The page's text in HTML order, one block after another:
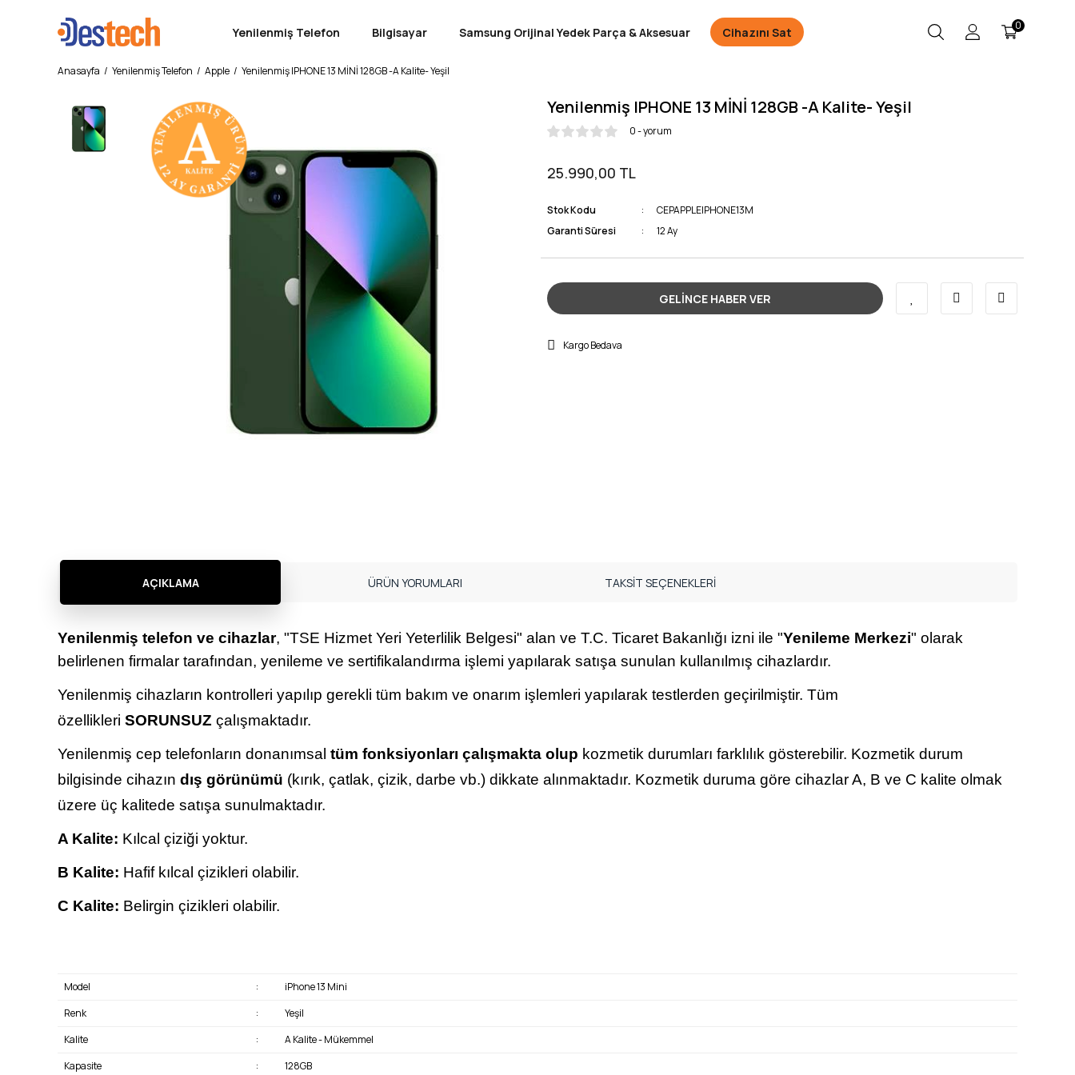
Yenilenmiş Telefon Bilgisayar Samsung Orijinal Yedek Parça & Aksesuar Cihazını Sat 0
Anasayfa Yenilenmiş Telefon Apple Yenilenmiş IPHONE 13 MİNİ 128GB -A Kalite- Yeşil
Yenilenmiş IPHONE 13 MİNİ 128GB -A Kalite- Yeşil
0 - yorum
25.990,00 TL
Stok Kodu
CEPAPPLEIPHONE13M
Garanti Süresi
12 Ay
GELİNCE HABER VER
Kargo Bedava
AÇIKLAMA ÜRÜN YORUMLARI TAKSİT SEÇENEKLERİ
Yenilenmiş telefon ve cihazlar, "TSE Hizmet Yeri Yeterlilik Belgesi" alan ve T.C. Ticaret Bakanlığı izni ile "Yenileme Merkezi" olarak
belirlenen firmalar tarafından, yenileme ve sertifikalandırma işlemi yapılarak satışa sunulan kullanılmış cihazlardır.
Yenilenmiş cihazların kontrolleri yapılıp gerekli tüm bakım ve onarım işlemleri yapılarak testlerden geçirilmiştir. Tüm
özellikleri SORUNSUZ çalışmaktadır.
Yenilenmiş cep telefonların donanımsal tüm fonksiyonları çalışmakta olup kozmetik durumları farklılık gösterebilir. Kozmetik durum
bilgisinde cihazın dış görünümü (kırık, çatlak, çizik, darbe vb.) dikkate alınmaktadır. Kozmetik duruma göre cihazlar A, B ve C kalite olmak
üzere üç kalitede satışa sunulmaktadır.
A Kalite: Kılcal çiziği yoktur.
B Kalite: Hafif kılcal çizikleri olabilir.
C Kalite: Belirgin çizikleri olabilir.
Model :
iPhone 13 Mini
Renk
:
Yeşil
Kalite
:
A Kalite - Mükemmel
Kapasite
: 128GB